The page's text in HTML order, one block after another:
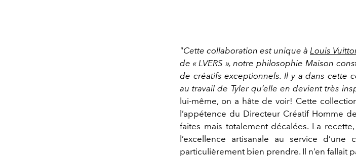
"Cette collaboration est unique à Louis
de « LVERS », notre philosophie Maison
de créatifs exceptionnels. Il y a dans cette
au travail de Tyler qu’elle en devient très
lui-même, on a hâte de voir! Cette
l’appétence du Directeur Créatif Homme de
faites mais totalement décalées. La
l’excellence artisanale au service
particulièrement bien prendre. Il n’en fallait